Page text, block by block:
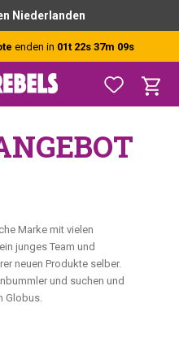
Niederlanden
enden in 01t 22s 37m 08s
Marke mit vielen
junges Team und
neuen Produkte selber.
und suchen und
Globus.